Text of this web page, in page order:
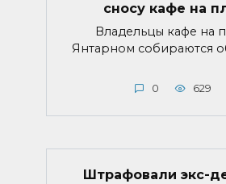
сносу кафе на
Владельцы кафе на
Янтарном собираются
0 629
Штрафовали экс-